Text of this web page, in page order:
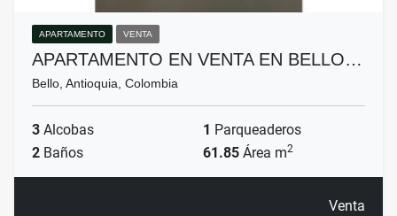
APARTAMENTO VENTA
APARTAMENTO EN VENTA EN BELLO…
Bello, Antioquia, Colombia
3 Alcobas 1 Parqueaderos
2 Baños 61.85 Área m2
Venta